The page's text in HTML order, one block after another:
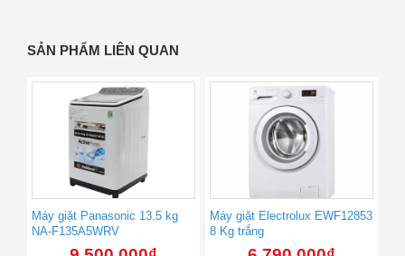
SẢN PHẨM LIÊN QUAN
Máy giặt Panasonic 13.5 kg
NA-F135A5WRV
Máy giặt Electrolux EWF12853
8 Kg trắng